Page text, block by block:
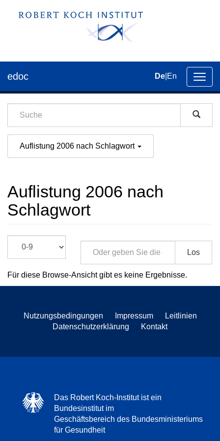
der
edoc De En
Auflistung 2006 nach Schlagwort
Auflistung 2006 nach
Schlagwort
Los
Für diese Browse-Ansicht gibt es keine Ergebnisse.
Nutzungsbedingungen Impressum
Leitlinien
Datenschutzerklärung
Kontakt
Das Robert Koch-Institut ist ein
Bundesinstitut im
Geschäftsbereich des Bundesministeriums
für Gesundheit